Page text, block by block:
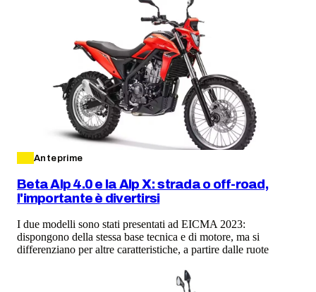
Anteprime
Beta Alp 4.0 e la Alp X: strada o off-road,
l'importante è divertirsi
I due modelli sono stati presentati ad EICMA 2023:
dispongono della stessa base tecnica e di motore, ma si
differenziano per altre caratteristiche, a partire dalle ruote